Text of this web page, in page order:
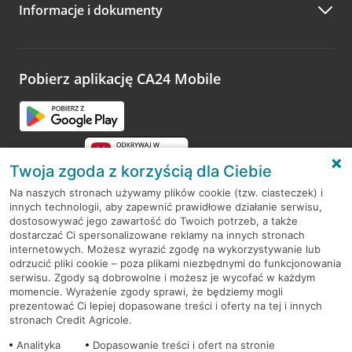
Zachęcamy do podzielenia się z nami opinią o wizycie.
opinie.
Informacje i dokumenty
Pobierz aplikację CA24 Mobile
RODO
Regulamin serwisu
Mapa serwisu
PolitykaCookies
Twoja zgoda z korzyścią dla Ciebie
Na naszych stronach używamy plików cookie (tzw. ciasteczek) i
innych technologii, aby zapewnić prawidłowe działanie serwisu,
dostosowywać jego zawartość do Twoich potrzeb, a także
dostarczać Ci spersonalizowane reklamy na innych stronach
internetowych. Możesz wyrazić zgodę na wykorzystywanie lub
odrzucić pliki cookie – poza plikami niezbędnymi do funkcjonowania
serwisu. Zgody są dobrowolne i możesz je wycofać w każdym
momencie. Wyrażenie zgody sprawi, że będziemy mogli
prezentować Ci lepiej dopasowane treści i oferty na tej i innych
stronach Credit Agricole.
Analityka
Dopasowanie treści i ofert na stronie